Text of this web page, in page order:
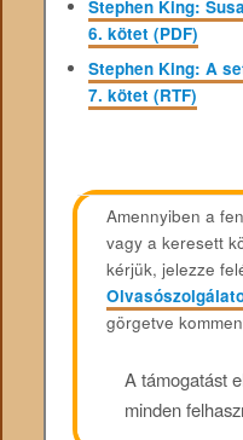
Stephen King:
6. kötet (PDF)
Stephen King: A
7. kötet (RTF)
Amennyiben a
vagy a keresett
kérjük, jelezze
görgetve
A támogatást
minden